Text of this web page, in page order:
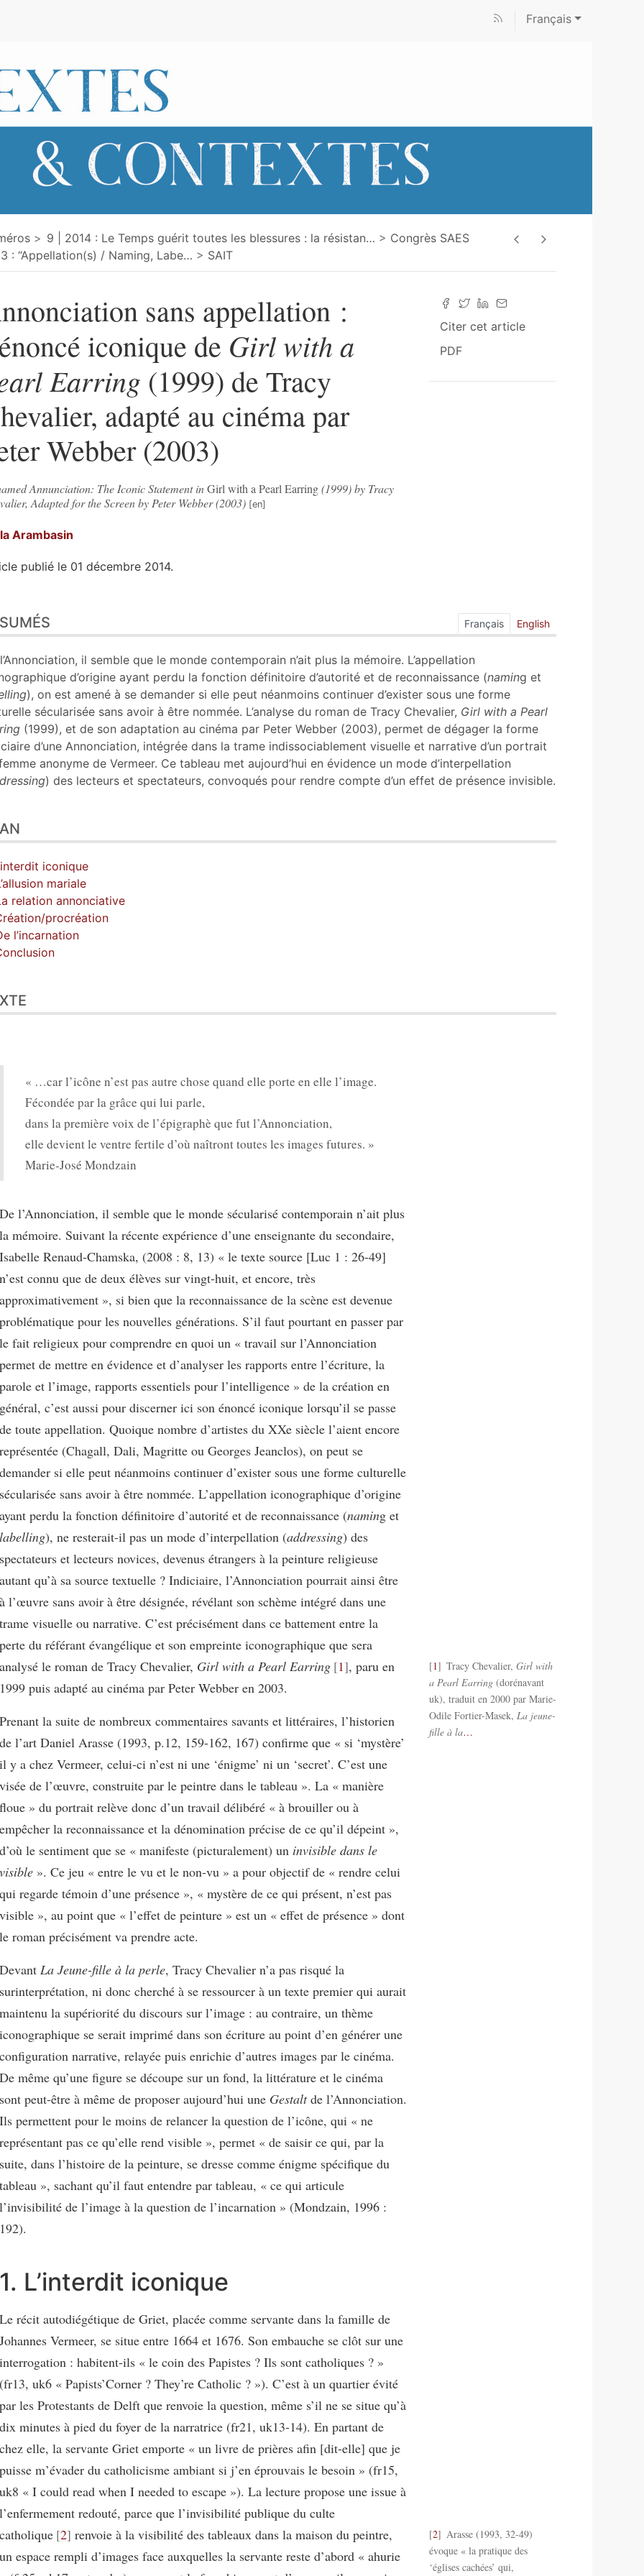
Français
9 | 2014 : Le Temps guérit toutes les blessures : la résistan…
Congrès SAES
: “Appellation(s) / Naming, Labe… SAIT
Citer cet article
PDF
sans appellation :
iconique de Girl with a
Earring (1999) de Tracy
adapté au cinéma par
Webber (2003)
Annunciation: The Iconic Statement inGirl with a Pearl Earring(1999) by Tracy
Adapted for the Screen by Peter Webber (2003)
Arambasin
publié le 01 décembre 2014.
cet article
Français English
il semble que le monde contemporain n’ait plus la mémoire. L’appellation
d’origine ayant perdu la fonction définitoire d’autorité et de reconnaissance (naming et
), on est amené à se demander si elle peut néanmoins continuer d’exister sous une forme
sécularisée sans avoir à être nommée. L’analyse du roman de Tracy Chevalier, Girl with a Pearl
(1999), et de son adaptation au cinéma par Peter Webber (2003), permet de dégager la forme
d’une Annonciation, intégrée dans la trame indissociablement visuelle et narrative d’un portrait
anonyme de Vermeer. Ce tableau met aujourd’hui en évidence un mode d’interpellation
) des lecteurs et spectateurs, convoqués pour rendre compte d’un effet de présence invisible.
iconique
mariale
relation annonciative
procréation
l’incarnation
« …car l’icône n’est pas autre chose quand elle porte en elle l’image.
Fécondée par la grâce qui lui parle,
dans la première voix de l’épigraphè que fut l’Annonciation,
elle devient le ventre fertile d’où naîtront toutes les images futures. »
Marie-José Mondzain
De l’Annonciation, il semble que le monde sécularisé contemporain n’ait plus
la mémoire. Suivant la récente expérience d’une enseignante du secondaire,
Isabelle Renaud-Chamska, (2008 : 8, 13) « le texte source [Luc 1 : 26-49]
n’est connu que de deux élèves sur vingt-huit, et encore, très
approximativement », si bien que la reconnaissance de la scène est devenue
problématique pour les nouvelles générations. S’il faut pourtant en passer par
le fait religieux pour comprendre en quoi un « travail sur l’Annonciation
permet de mettre en évidence et d’analyser les rapports entre l’écriture, la
parole et l’image, rapports essentiels pour l’intelligence » de la création en
général, c’est aussi pour discerner ici son énoncé iconique lorsqu’il se passe
de toute appellation. Quoique nombre d’artistes du XXe siècle l’aient encore
représentée (Chagall, Dali, Magritte ou Georges Jeanclos), on peut se
demander si elle peut néanmoins continuer d’exister sous une forme culturelle
sécularisée sans avoir à être nommée. L’appellation iconographique d’origine
ayant perdu la fonction définitoire d’autorité et de reconnaissance (naming et
labelling), ne resterait-il pas un mode d’interpellation (addressing) des
spectateurs et lecteurs novices, devenus étrangers à la peinture religieuse
autant qu’à sa source textuelle ? Indiciaire, l’Annonciation pourrait ainsi être
à l’œuvre sans avoir à être désignée, révélant son schème intégré dans une
trame visuelle ou narrative. C’est précisément dans ce battement entre la
perte du référant évangélique et son empreinte iconographique que sera
analysé le roman de Tracy Chevalier, Girl with a Pearl Earring 1 , paru en
1999 puis adapté au cinéma par Peter Webber en 2003.
Prenant la suite de nombreux commentaires savants et littéraires, l’historien
de l’art Daniel Arasse (1993, p.12, 159-162, 167) confirme que « si ‘mystère’
il y a chez Vermeer, celui-ci n’est ni une ‘énigme’ ni un ‘secret’. C’est une
visée de l’œuvre, construite par le peintre dans le tableau ». La « manière
floue » du portrait relève donc d’un travail délibéré « à brouiller ou à
empêcher la reconnaissance et la dénomination précise de ce qu’il dépeint »,
d’où le sentiment que se « manifeste (picturalement) un invisible dans le
visible ». Ce jeu « entre le vu et le non-vu » a pour objectif de « rendre celui
qui regarde témoin d’une présence », « mystère de ce qui présent, n’est pas
visible », au point que « l’effet de peinture » est un « effet de présence » dont
le roman précisément va prendre acte.
Devant La Jeune-fille à la perle, Tracy Chevalier n’a pas risqué la
surinterprétation, ni donc cherché à se ressourcer à un texte premier qui aurait
maintenu la supériorité du discours sur l’image : au contraire, un thème
iconographique se serait imprimé dans son écriture au point d’en générer une
configuration narrative, relayée puis enrichie d’autres images par le cinéma.
De même qu’une figure se découpe sur un fond, la littérature et le cinéma
sont peut-être à même de proposer aujourd’hui une Gestaltde l’Annonciation.
Ils permettent pour le moins de relancer la question de l’icône, qui « ne
représentant pas ce qu’elle rend visible », permet « de saisir ce qui, par la
suite, dans l’histoire de la peinture, se dresse comme énigme spécifique du
tableau », sachant qu’il faut entendre par tableau, « ce qui articule
l’invisibilité de l’image à la question de l’incarnation » (Mondzain, 1996 :
192).
1. L’interdit iconique
Le récit autodiégétique de Griet, placée comme servante dans la famille de
Johannes Vermeer, se situe entre 1664 et 1676. Son embauche se clôt sur une
interrogation : habitent-ils « le coin des Papistes ? Ils sont catholiques ? »
(fr13, uk6 « Papists’Corner ? They’re Catholic ? »). C’est à un quartier évité
par les Protestants de Delft que renvoie la question, même s’il ne se situe qu’à
dix minutes à pied du foyer de la narratrice (fr21, uk13-14). En partant de
chez elle, la servante Griet emporte « un livre de prières afin [dit-elle] que je
puisse m’évader du catholicisme ambiant si j’en éprouvais le besoin » (fr15,
uk8 « I could read when I needed to escape »). La lecture propose une issue à
l’enfermement redouté, parce que l’invisibilité publique du culte
catholique 2 renvoie à la visibilité des tableaux dans la maison du peintre,
un espace rempli d’images face auxquelles la servante reste d’abord « ahurie
1 Tracy Chevalier, Girl with
a Pearl Earring(dorénavant
uk), traduit en 2000 par Marie-
Odile Fortier-Masek, La jeune-
fille à la…
2
Arasse (1993, 32-49)
évoque « la pratique des
‘églises cachées’ qui,